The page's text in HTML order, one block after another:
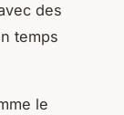
des
temps
le